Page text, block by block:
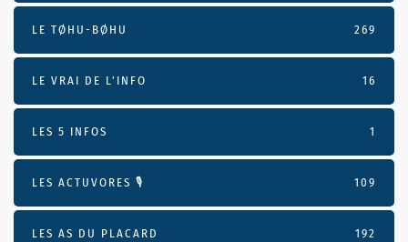
LE TØHU-BØHU 269
LE VRAI DE L’INFO 16
LES 5 INFOS 1
LES ACTUVORES 🎙 109
LES AS DU PLACARD 192